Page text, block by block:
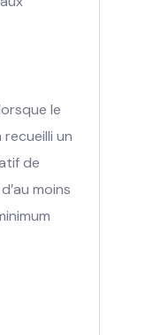
le
un
de
moins